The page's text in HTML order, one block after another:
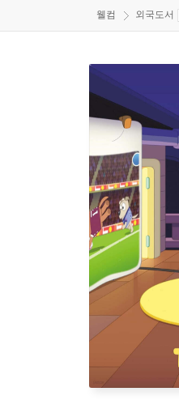
웰컴 외국도서